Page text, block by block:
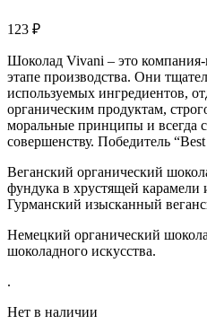
123 ₽
Шоколад Vivani – это
этапе производства. Они
используемых ингредиентов,
органическим продуктам,
моральные принципы и всегда
совершенству. Победитель
Веганский органический
фундука в хрустящей карамели
Гурманский изысканный
Немецкий органический
шоколадного искусства.
.
Нет в наличии